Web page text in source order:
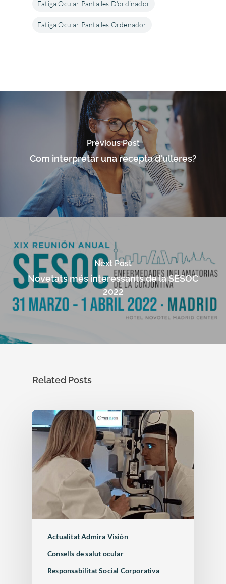
Fatiga Ocular Pantalles D'ordinador
Fatiga Ocular Pantalles Ordenador
Previous Post
Com interpretar una recepta d'ulleres?
Next Post
Novetats més interessants de la SESOC
2022
Related Posts
Actualitat Admira Visión
Consells de salut ocular
Responsabilitat Social Corporativa